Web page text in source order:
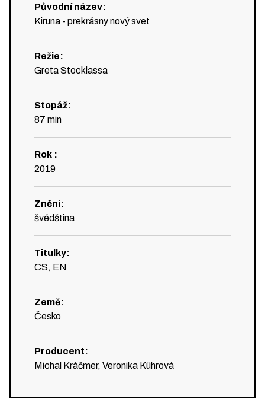
Původní název:
Kiruna - prekrásny nový svet
Režie:
Greta Stocklassa
Stopáž:
87 min
Rok :
2019
Znění:
švédština
Titulky:
CS, EN
Země:
Česko
Producent:
Michal Kráčmer, Veronika Kührová